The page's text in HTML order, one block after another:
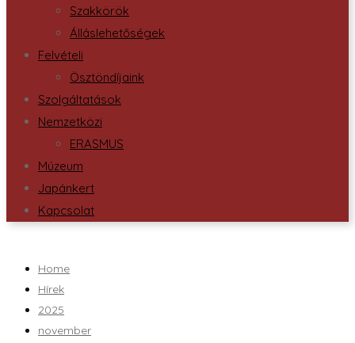
Szakkörök
Álláslehetőségek
Felvételi
Ösztöndíjaink
Szolgáltatások
Nemzetközi
ERASMUS
Múzeum
Japánkert
Kapcsolat
Home
Hírek
2025
november